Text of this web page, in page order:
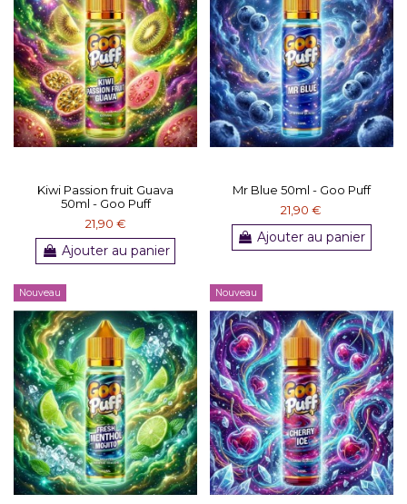
Kiwi Passion fruit Guava
50ml - Goo Puff
21,90 €
Ajouter au panier
Mr Blue 50ml - Goo Puff
21,90 €
Ajouter au panier
Nouveau Nouveau